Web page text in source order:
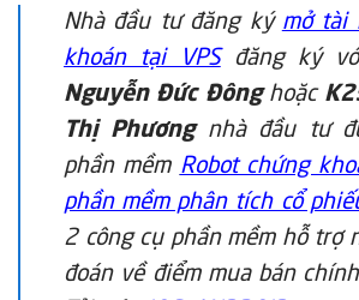
Nhà đầu tư đăng ký mở tài
khoán tại VPSđăng ký
Nguyễn Đức Đônghoặc
Thị Phươngnhà đầu tư
phần mềm Robot chứng
phần mềm phân tích cổ
2 công cụ phần mềm hỗ trợ
đoán về điểm mua bán